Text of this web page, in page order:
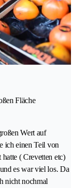
Fläche
Wert auf
ich einen Teil von
( Crevetten etc)
es war viel los. Da
nicht nochmal